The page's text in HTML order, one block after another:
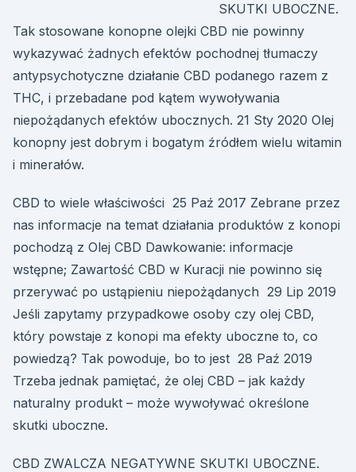
SKUTKI UBOCZNE.
Tak stosowane konopne olejki CBD nie powinny
wykazywać żadnych efektów pochodnej tłumaczy
antypsychotyczne działanie CBD podanego razem z
THC, i przebadane pod kątem wywoływania
niepożądanych efektów ubocznych. 21 Sty 2020 Olej
konopny jest dobrym i bogatym źródłem wielu witamin
i minerałów.
CBD to wiele właściwości 25 Paź 2017 Zebrane przez
nas informacje na temat działania produktów z konopi
pochodzą z Olej CBD Dawkowanie: informacje
wstępne; Zawartość CBD w Kuracji nie powinno się
przerywać po ustąpieniu niepożądanych 29 Lip 2019
Jeśli zapytamy przypadkowe osoby czy olej CBD,
który powstaje z konopi ma efekty uboczne to, co
powiedzą? Tak powoduje, bo to jest 28 Paź 2019
Trzeba jednak pamiętać, że olej CBD – jak każdy
naturalny produkt – może wywoływać określone
skutki uboczne.
CBD ZWALCZA NEGATYWNE SKUTKI UBOCZNE.